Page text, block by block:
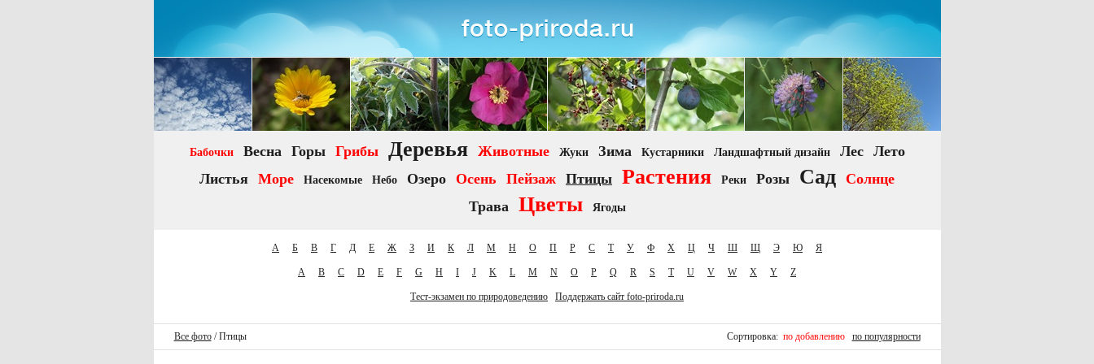
Бабочки Весна Горы Грибы Деревья Животные Жуки Зима Кустарники Ландшафтный дизайн Лес
Лето
Листья Море Насекомые Небо Озеро Осень Пейзаж Птицы Растения Реки Розы Сад
Солнце
Трава
Цветы Ягоды
А Б В Г Д Е Ж З И К Л М Н О П Р С Т У Ф Х Ц Ч Ш Щ Э Ю Я
A B C D E F G H I J K L M N O P Q R S T U V W X Y Z
Тест-экзамен по природоведению Поддержать сайт foto-priroda.ru
Сортировка: по добавлению по популярности
Все фото/ Птицы